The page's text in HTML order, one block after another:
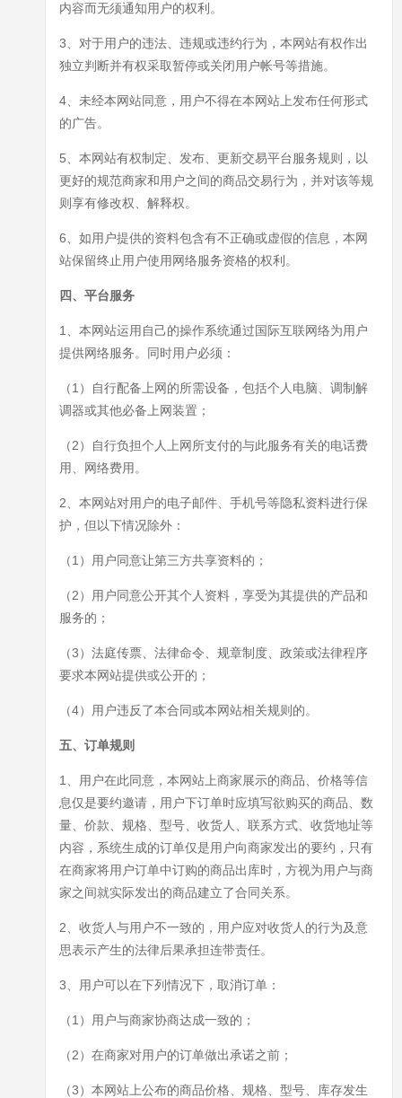
内容而无须通知用户的权利。
3、对于用户的违法、违规或违约行为，本网站有权作出
独立判断并有权采取暂停或关闭用户帐号等措施。
4、未经本网站同意，用户不得在本网站上发布任何形式
的广告。
5、本网站有权制定、发布、更新交易平台服务规则，以
更好的规范商家和用户之间的商品交易行为，并对该等规
则享有修改权、解释权。
6、如用户提供的资料包含有不正确或虚假的信息，本网
站保留终止用户使用网络服务资格的权利。
四、平台服务
1、本网站运用自己的操作系统通过国际互联网络为用户
提供网络服务。同时用户必须：
（1）自行配备上网的所需设备，包括个人电脑、调制解
调器或其他必备上网装置；
（2）自行负担个人上网所支付的与此服务有关的电话费
用、网络费用。
2、本网站对用户的电子邮件、手机号等隐私资料进行保
护，但以下情况除外：
（1）用户同意让第三方共享资料的；
（2）用户同意公开其个人资料，享受为其提供的产品和
服务的；
（3）法庭传票、法律命令、规章制度、政策或法律程序
要求本网站提供或公开的；
（4）用户违反了本合同或本网站相关规则的。
五、订单规则
1、用户在此同意，本网站上商家展示的商品、价格等信
息仅是要约邀请，用户下订单时应填写欲购买的商品、数
量、价款、规格、型号、收货人、联系方式、收货地址等
内容，系统生成的订单仅是用户向商家发出的要约，只有
在商家将用户订单中订购的商品出库时，方视为用户与商
家之间就实际发出的商品建立了合同关系。
2、收货人与用户不一致的，用户应对收货人的行为及意
思表示产生的法律后果承担连带责任。
3、用户可以在下列情况下，取消订单：
（1）用户与商家协商达成一致的；
（2）在商家对用户的订单做出承诺之前；
（3）本网站上公布的商品价格、规格、型号、库存发生